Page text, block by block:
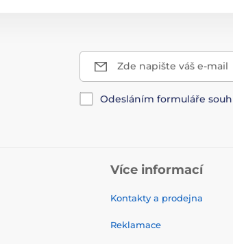
Zde napište váš e-mail
Odesláním formuláře
Více informací
Kontakty a prodejna
Reklamace